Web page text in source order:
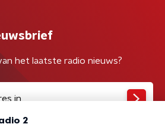
het laatste radio nieuws?